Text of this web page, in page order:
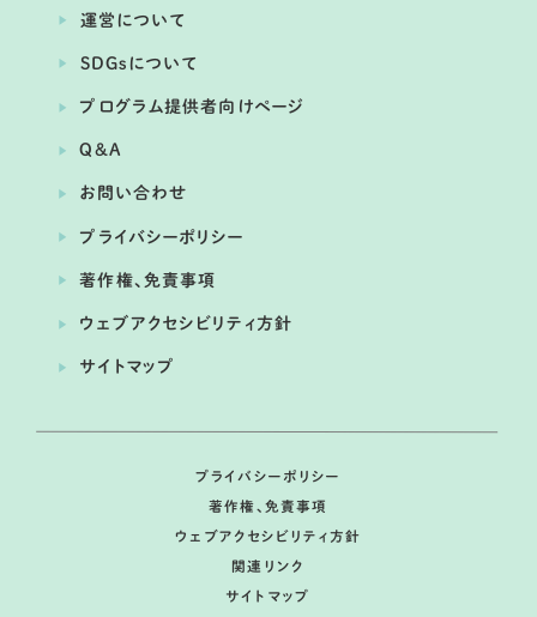
開催日： 2026年06月08日
「清流長良川の鮎」
提供：岐阜大学・十六銀行産学連携プロジェクト くるる
運営について
SDGsについて
プログラム提供者向けページ
Q&A
お問い合わせ
プライバシーポリシー
著作権、免責事項
ウェブアクセシビリティ方針
サイトマップ
プライバシーポリシー
著作権、免責事項
ウェブアクセシビリティ方針
関連リンク
サイトマップ